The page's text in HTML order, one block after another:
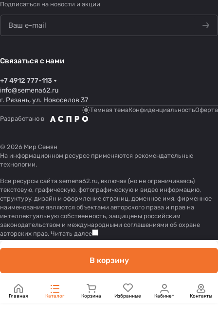
Подписаться на новости и акции
Связаться с нами
+7 4912 777-113
info@semena62.ru
г. Рязань, ул. Новоселов 37
Темная темаКонфиденциальностьОферта
Разработано в
© 2026 Мир Семян
На информационном ресурсе применяются рекомендательные
технологии.
Все ресурсы сайта semena62.ru, включая (но не ограничиваясь)
текстовую, графическую, фотографическую и видео информацию,
структуру, дизайн и оформление страниц, доменное имя, фирменное
наименование являются объектами авторского права и прав на
интеллектуальную собственность, защищены российским
законодательством и международными соглашениями об охране
авторских прав. Читать далее
В корзину
Главная Каталог Корзина Избранные Кабинет Контакты